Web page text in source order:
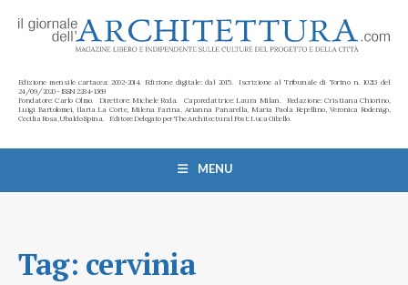
Edizione mensile cartacea: 2002-2014. Edizione digitale: dal 2015. Iscrizione al Tribunale di Torino n. 10213 del
24/09/2020 - ISSN 2284-1369
Fondatore: Carlo Olmo. Direttore: Michele Roda. Caporedattrice: Laura Milan. Redazione: Cristiana Chiorino,
Luigi Bartolomei, Ilaria La Corte, Milena Farina, Arianna Panarella, Maria Paola Repellino, Veronica Rodenigo,
Cecilia Rosa, Ubaldo Spina. Editore Delegato per The Architectural Post: Luca Gibello.
MENU
Tag: cervinia